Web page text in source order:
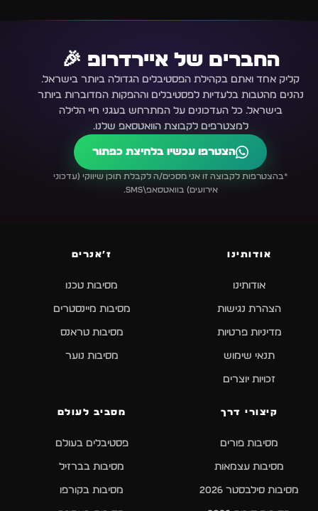
החברים של איירדרופ 🎉
קליק אחד ואתם בקהילת הפסטיבלים הגדולה ביותר בישראל.
נהנים מהטבות בלעדיות לפסטיבלים וההפקות המדוברות ביותר
בישראל. כל העדכונים על המתרחש בעגני חיי הלילה
למצטרפים לקבוצת הוואטסאפ שלנו.
הצטרפו עכשיו בלחיצת כפתור
*בהצטרפות לקבוצה זו אני מסכים/ה לקבלת תוכן שיווקי (עדכוני
אירועים) בוואטסאפ\SMS.
אודותינו
אודותינו
הצהרת נגישות
מדיניות פרטיות
תנאי שימוש
זכויות יוצרים
ז׳אנרים
מסיבות טכנו
מסיבות מיינסטרים
מסיבות טראנס
מסיבות נוער
קיצורי דרך
מסיבות פורים
מסיבות עצמאות
מסיבות סילבסטר 2026
מסביב לעולם
פסטיבלים בעולם
מסיבות בברזיל
מסיבות בקורפו